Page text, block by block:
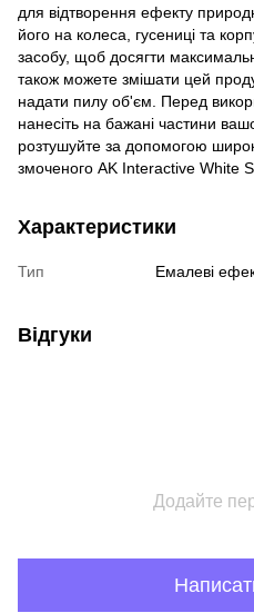
для відтворення ефекту
його на колеса, гусениці та
засобу, щоб досягти
також можете змішати цей
надати пилу об'єм. Перед
нанесіть на бажані частини
розтушуйте за допомогою
змоченого AK Interactive White
Характеристики
Тип Емалеві
Відгуки
Додайте